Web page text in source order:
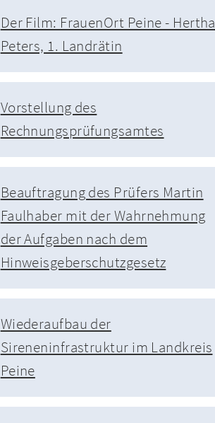
Der Film: FrauenOrt Peine - Hertha
Peters, 1. Landrätin
Vorstellung des
Rechnungsprüfungsamtes
Beauftragung des Prüfers Martin
Faulhaber mit der Wahrnehmung
der Aufgaben nach dem
Hinweisgeberschutzgesetz
Wiederaufbau der
Sireneninfrastruktur im Landkreis
Peine